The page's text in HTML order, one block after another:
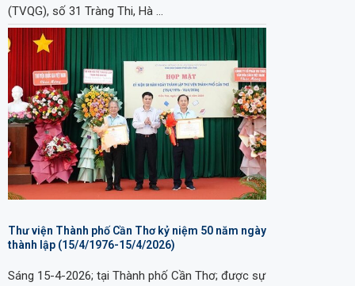
(TVQG), số 31 Tràng Thi, Hà …
Thư viện Thành phố Cần Thơ kỷ niệm 50 năm ngày
thành lập (15/4/1976-15/4/2026)
Sáng 15-4-2026; tại Thành phố Cần Thơ; được sự